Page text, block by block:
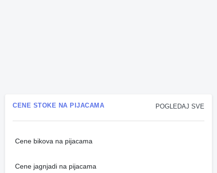
POGLEDAJ SVE
CENE STOKE NA PIJACAMA
Cene bikova na pijacama
Cene jagnjadi na pijacama